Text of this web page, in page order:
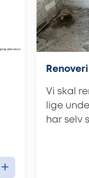
+
Vi skal
lige
har selv